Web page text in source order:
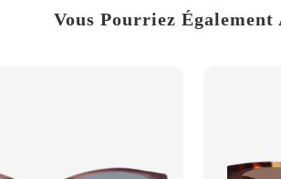
Vous Pourriez Également